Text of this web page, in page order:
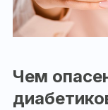
Чем